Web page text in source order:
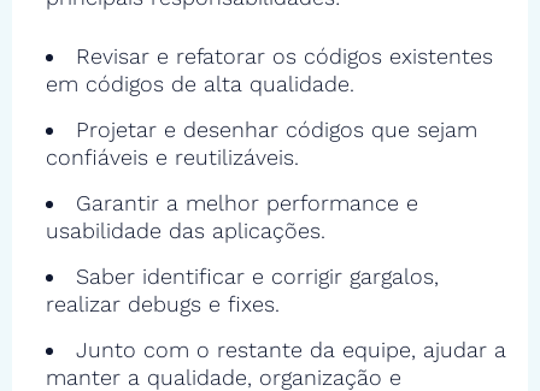
Revisar e refatorar os códigos existentes
em códigos de alta qualidade.
Projetar e desenhar códigos que sejam
confiáveis e reutilizáveis.
Garantir a melhor performance e
usabilidade das aplicações.
Saber identificar e corrigir gargalos,
realizar debugs e fixes.
Junto com o restante da equipe, ajudar a
manter a qualidade, organização e